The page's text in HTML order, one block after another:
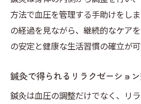
方法で血圧を管理する手助けをし
の経過を見ながら、継続的なケア
の安定と健康な生活習慣の確立が可
鍼灸で得られるリラクゼーショ
鍼灸は血圧の調整だけでなく、リ